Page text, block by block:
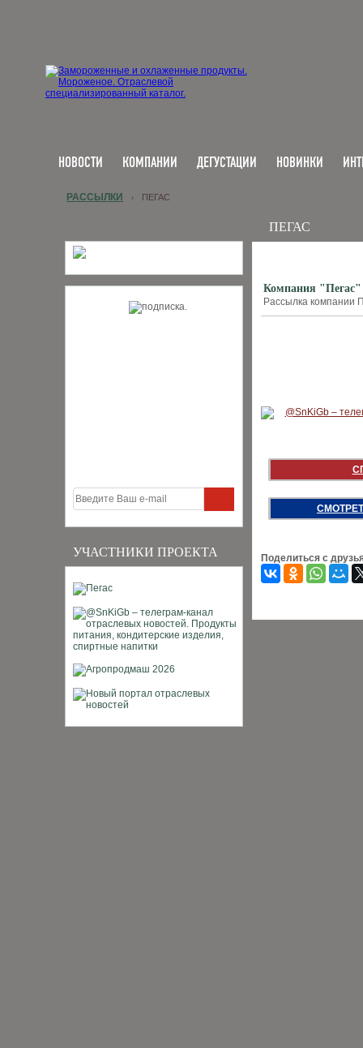
НОВОСТИ КОМПАНИИ ДЕГУСТАЦИИ НОВИНКИ
УЧАСТНИКИ ПРОЕКТА
РАССЫЛКИ › ПЕГАС
ПЕГАС
Компания "Пегас"
Рассылка компании
Поделиться с